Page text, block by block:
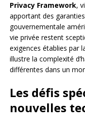
Privacy Framework,
apportant des
gouvernementale
vie privée restent
exigences établies par
illustre la complexité
différentes dans un
Les défis
nouvelles